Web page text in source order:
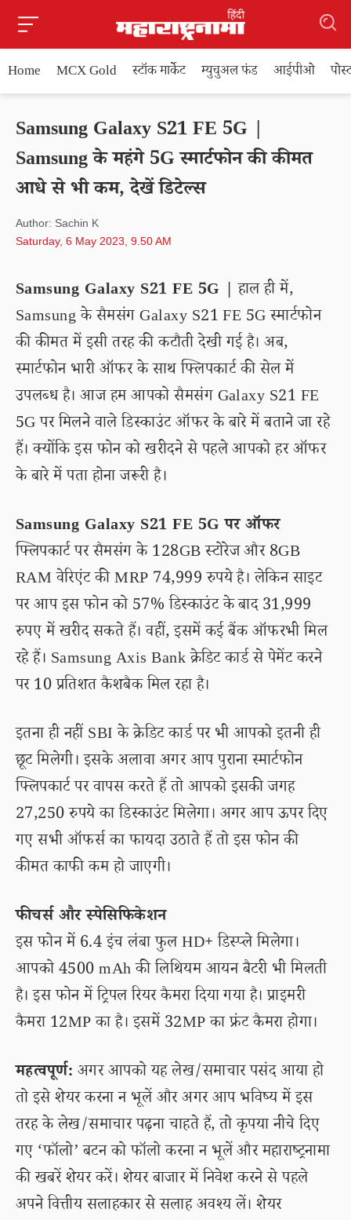
Home MCX Gold स्टॉक मार्केट म्युचुअल फंड आईपीओ
Samsung Galaxy S21 FE 5G |
Samsung के महंगे 5G स्मार्टफोन की कीमत
आधे से भी कम, देखें डिटेल्स
Author: Sachin K
Saturday, 6 May 2023, 9.50 AM
Samsung Galaxy S21 FE 5G | हाल ही में,
Samsung के सैमसंग Galaxy S21 FE 5G स्मार्टफोन
की कीमत में इसी तरह की कटौती देखी गई है। अब,
स्मार्टफोन भारी ऑफर के साथ फ्लिपकार्ट की सेल में
उपलब्ध है। आज हम आपको सैमसंग Galaxy S21 FE
5G पर मिलने वाले डिस्काउंट ऑफर के बारे में बताने जा रहे
हैं। क्योंकि इस फोन को खरीदने से पहले आपको हर ऑफर
के बारे में पता होना जरूरी है।
Samsung Galaxy S21 FE 5G पर ऑफर
फ्लिपकार्ट पर सैमसंग के 128GB स्टोरेज और 8GB
RAM वेरिएंट की MRP 74,999 रुपये है। लेकिन साइट
पर आप इस फोन को 57% डिस्काउंट के बाद 31,999
रुपए में खरीद सकते हैं। वहीं, इसमें कई बैंक ऑफरभी मिल
रहे हैं। Samsung Axis Bank क्रेडिट कार्ड से पेमेंट करने
पर 10 प्रतिशत कैशबैक मिल रहा है।
इतना ही नहीं SBI के क्रेडिट कार्ड पर भी आपको इतनी ही
छूट मिलेगी। इसके अलावा अगर आप पुराना स्मार्टफोन
फ्लिपकार्ट पर वापस करते हैं तो आपको इसकी जगह
27,250 रुपये का डिस्काउंट मिलेगा। अगर आप ऊपर दिए
गए सभी ऑफर्स का फायदा उठाते हैं तो इस फोन की
कीमत काफी कम हो जाएगी।
फीचर्स और स्पेसिफिकेशन
इस फोन में 6.4 इंच लंबा फुल HD+ डिस्प्ले मिलेगा।
आपको 4500 mAh की लिथियम आयन बैटरी भी मिलती
है। इस फोन में ट्रिपल रियर कैमरा दिया गया है। प्राइमरी
कैमरा 12MP का है। इसमें 32MP का फ्रंट कैमरा होगा।
महत्वपूर्ण: अगर आपको यह लेख/समाचार पसंद आया हो
तो इसे शेयर करना न भूलें और अगर आप भविष्य में इस
तरह के लेख/समाचार पढ़ना चाहते हैं, तो कृपया नीचे दिए
गए ‘फॉलो’ बटन को फॉलो करना न भूलें और महाराष्ट्रनामा
की खबरें शेयर करें। शेयर बाजार में निवेश करने से पहले
अपने वित्तीय सलाहकार से सलाह अवश्य लें। शेयर